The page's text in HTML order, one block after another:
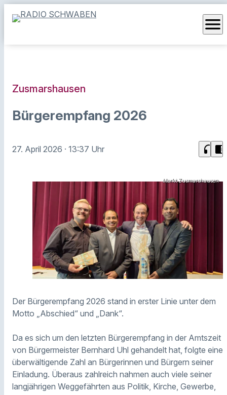
menu
Zusmarshausen
Bürgerempfang 2026
27. April 2026 · 13:37 Uhr headphones chrome_reader_mode
Markt Zusmarshausen
Der Bürgerempfang 2026 stand in erster Linie unter dem
Motto „Abschied“ und „Dank“.
Da es sich um den letzten Bürgerempfang in der Amtszeit
von Bürgermeister Bernhard Uhl gehandelt hat, folgte eine
überwältigende Zahl an Bürgerinnen und Bürgern seiner
Einladung. Überaus zahlreich nahmen auch viele seiner
langjährigen Weggefährten aus Politik, Kirche, Gewerbe,